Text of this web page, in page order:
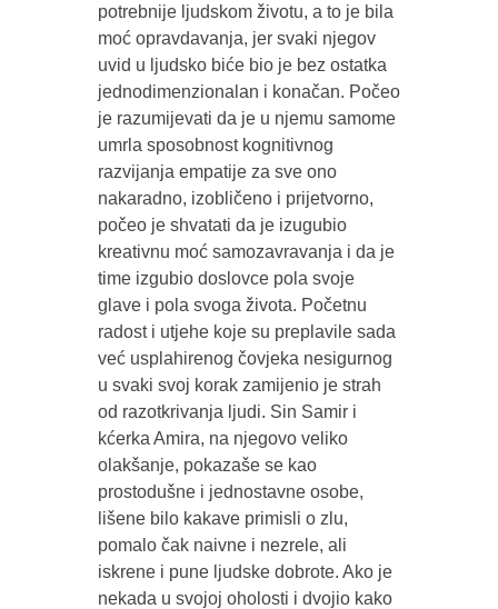
potrebnije ljudskom životu, a to je bila
moć opravdavanja, jer svaki njegov
uvid u ljudsko biće bio je bez ostatka
jednodimenzionalan i konačan. Počeo
je razumijevati da je u njemu samome
umrla sposobnost kognitivnog
razvijanja empatije za sve ono
nakaradno, izobličeno i prijetvorno,
počeo je shvatati da je izugubio
kreativnu moć samozavravanja i da je
time izgubio doslovce pola svoje
glave i pola svoga života. Početnu
radost i utjehe koje su preplavile sada
već usplahirenog čovjeka nesigurnog
u svaki svoj korak zamijenio je strah
od razotkrivanja ljudi. Sin Samir i
kćerka Amira, na njegovo veliko
olakšanje, pokazaše se kao
prostodušne i jednostavne osobe,
lišene bilo kakave primisli o zlu,
pomalo čak naivne i nezrele, ali
iskrene i pune ljudske dobrote. Ako je
nekada u svojoj oholosti i dvojio kako